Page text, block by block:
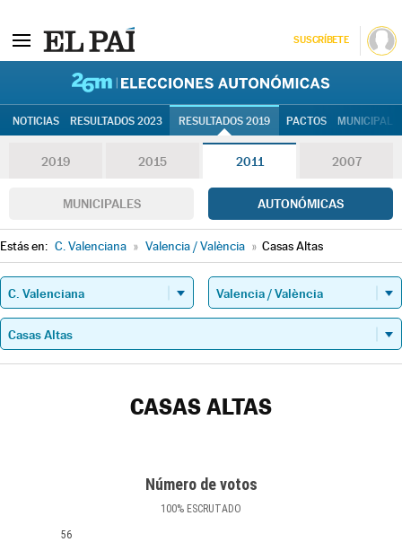
SUSCRÍBETE
NOTICIAS RESULTADOS 2023 RESULTADOS 2019 PACTOS
2019 2015 2011 2007
MUNICIPALES AUTONÓMICAS
Estás en: C. Valenciana » Valencia / València » Casas Altas
CASAS ALTAS
Número de votos
100% ESCRUTADO
56